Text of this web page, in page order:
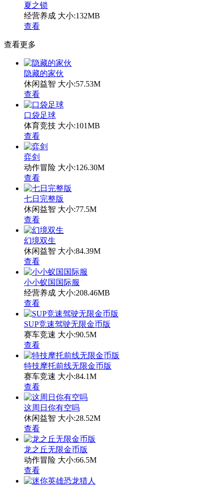
夏之锁
经营养成 大小:132MB
查看
查看更多
隐藏的家伙
休闲益智 大小:57.53M
查看
口袋足球
体育竞技 大小:101MB
查看
弈剑
动作冒险 大小:126.30M
查看
七日完整版
休闲益智 大小:77.5M
查看
幻境双生
休闲益智 大小:84.39M
查看
小小蚁国国际服
经营养成 大小:208.46MB
查看
SUP竞速驾驶无限金币版
赛车竞速 大小:90.5M
查看
特技摩托前线无限金币版
赛车竞速 大小:84.1M
查看
这周日你有空吗
休闲益智 大小:28.52M
查看
龙之丘无限金币版
动作冒险 大小:66.5M
查看